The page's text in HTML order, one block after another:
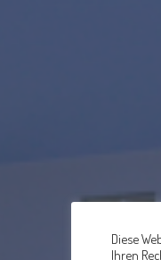
Diese
Ihren